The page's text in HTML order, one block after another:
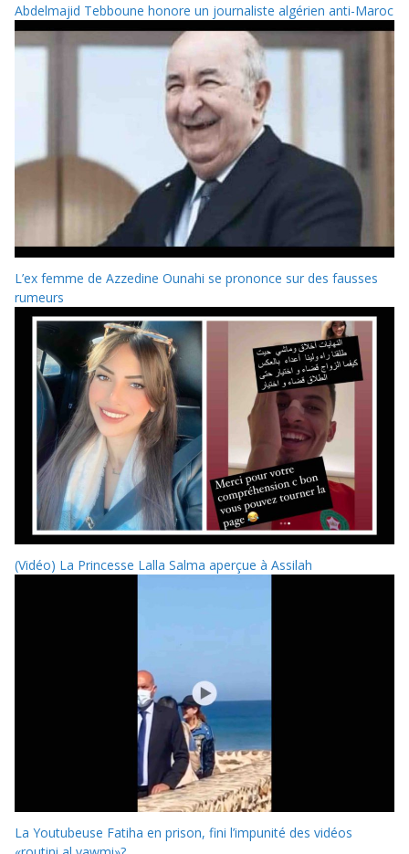
Abdelmajid Tebboune honore un journaliste algérien anti-Maroc
L’ex femme de Azzedine Ounahi se prononce sur des fausses
rumeurs
(Vidéo) La Princesse Lalla Salma aperçue à Assilah
La Youtubeuse Fatiha en prison, fini l’impunité des vidéos